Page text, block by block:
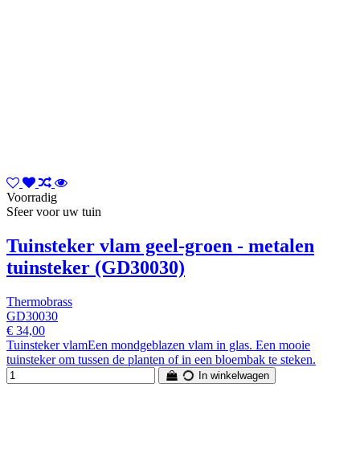
Voorradig
Sfeer voor uw tuin
Tuinsteker vlam geel-groen - metalen
tuinsteker (GD30030)
Thermobrass
GD30030
€ 34,00
Tuinsteker vlamEen mondgeblazen vlam in glas. Een mooie
tuinsteker om tussen de planten of in een bloembak te steken.
In winkelwagen